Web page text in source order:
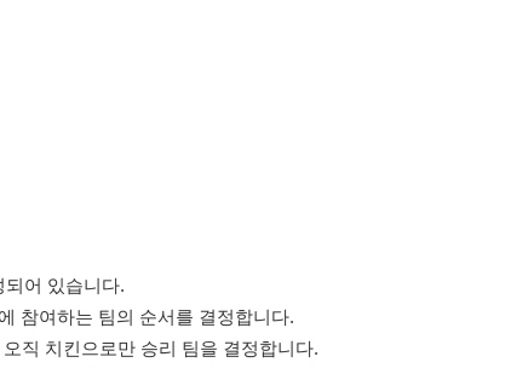
되어 있습니다.
참여하는 팀의 순서를 결정합니다.
직 치킨으로만 승리 팀을 결정합니다.